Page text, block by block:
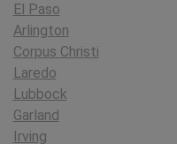
El Paso
Arlington
Corpus Christi
Laredo
Lubbock
Garland
Irving